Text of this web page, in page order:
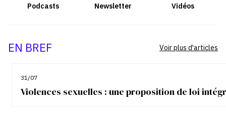
Podcasts Newsletter Vidéos
EN BREF
31/07
Violences sexuelles : une proposition de loi
Voir plus d'articles